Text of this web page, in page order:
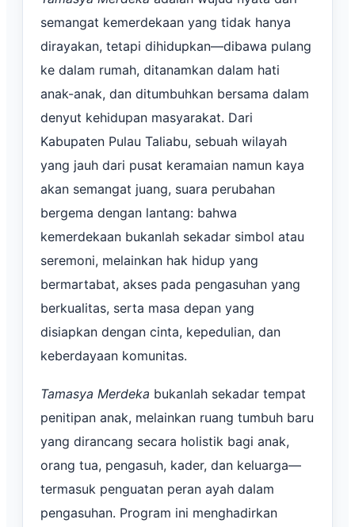
semangat kemerdekaan yang tidak hanya
dirayakan, tetapi dihidupkan—dibawa pulang
ke dalam rumah, ditanamkan dalam hati
anak-anak, dan ditumbuhkan bersama dalam
denyut kehidupan masyarakat. Dari
Kabupaten Pulau Taliabu, sebuah wilayah
yang jauh dari pusat keramaian namun kaya
akan semangat juang, suara perubahan
bergema dengan lantang: bahwa
kemerdekaan bukanlah sekadar simbol atau
seremoni, melainkan hak hidup yang
bermartabat, akses pada pengasuhan yang
berkualitas, serta masa depan yang
disiapkan dengan cinta, kepedulian, dan
keberdayaan komunitas.
Tamasya Merdeka bukanlah sekadar tempat
penitipan anak, melainkan ruang tumbuh baru
yang dirancang secara holistik bagi anak,
orang tua, pengasuh, kader, dan keluarga—
termasuk penguatan peran ayah dalam
pengasuhan. Program ini menghadirkan